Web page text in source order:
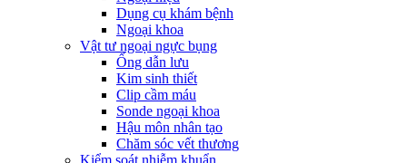
Dụng cụ khám bệnh
Ngoại khoa
Vật tư ngoại ngực bụng
Ống dẫn lưu
Kim sinh thiết
Clip cầm máu
Sonde ngoại khoa
Hậu môn nhân tạo
Chăm sóc vết thương
Kiểm soát nhiễm khuẩn